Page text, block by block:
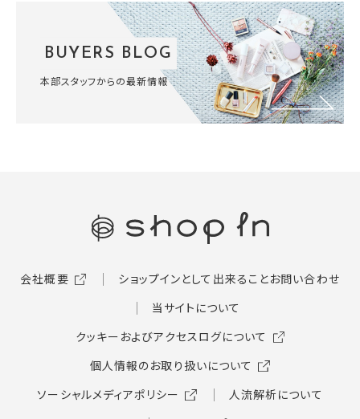
BUYERS BLOG
本部スタッフからの最新情報
会社概要 ショップインとして出来ることお問い合わせ
当サイトについて
クッキーおよびアクセスログについて
個人情報のお取り扱いについて
ソーシャルメディアポリシー
人流解析について